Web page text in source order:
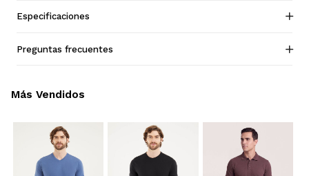
Especificaciones
Preguntas frecuentes
Más Vendidos